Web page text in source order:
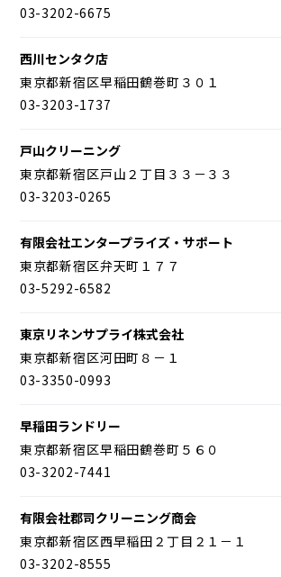
03-3202-6675
西川センタク店
東京都新宿区早稲田鶴巻町３０１
03-3203-1737
戸山クリーニング
東京都新宿区戸山２丁目３３－３３
03-3203-0265
有限会社エンタープライズ・サポート
東京都新宿区弁天町１７７
03-5292-6582
東京リネンサプライ株式会社
東京都新宿区河田町８－１
03-3350-0993
早稲田ランドリー
東京都新宿区早稲田鶴巻町５６０
03-3202-7441
有限会社郡司クリーニング商会
東京都新宿区西早稲田２丁目２１－１
03-3202-8555